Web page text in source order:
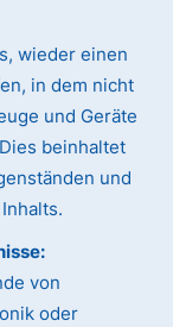
wieder einen
in dem nicht
und Geräte
beinhaltet
und
von
oder